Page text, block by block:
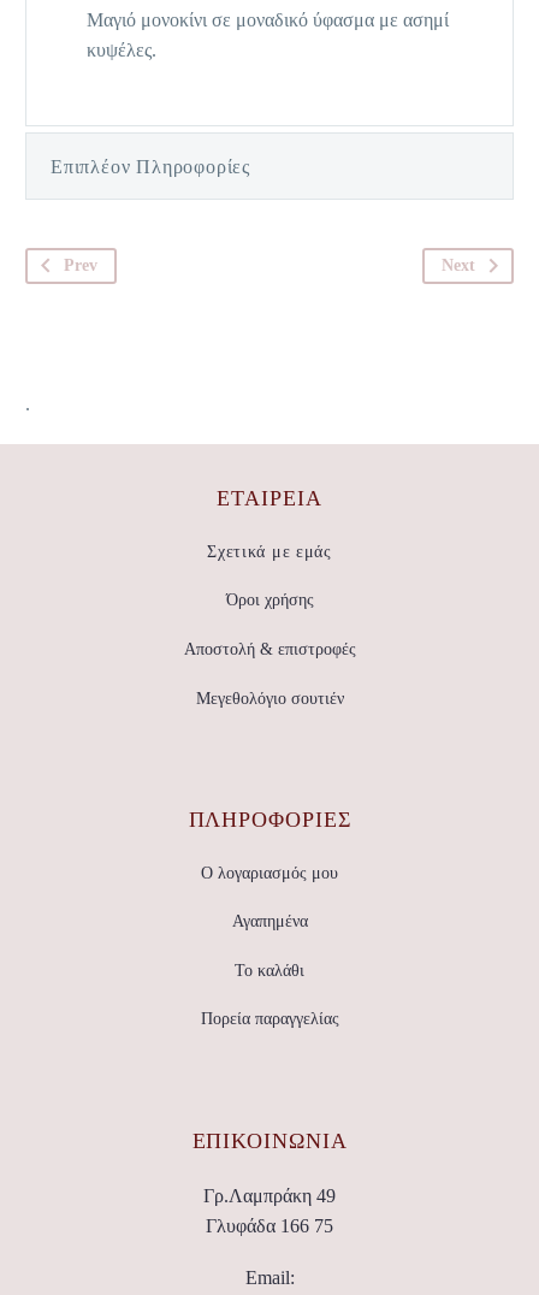
Μαγιό μονοκίνι σε μοναδικό ύφασμα με ασημί
κυψέλες.
Επιπλέον Πληροφορίες
Prev Next
.
ΕΤΑΙΡΕΊΑ
Σχετικά με εμάς
Όροι χρήσης
Αποστολή & επιστροφές
Μεγεθολόγιο σουτιέν
ΠΛΗΡΟΦΟΡΙΕΣ
Ο λογαριασμός μου
Αγαπημένα
Το καλάθι
Πορεία παραγγελίας
ΕΠΙΚΟΙΝΩΝΊΑ
Γρ.Λαμπράκη 49
Γλυφάδα 166 75
Email: